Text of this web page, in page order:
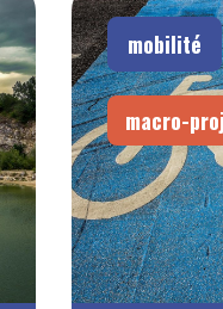
mobilité
macro-